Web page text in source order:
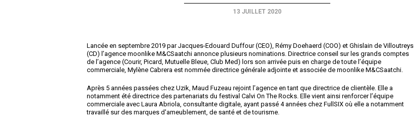
13 JUILLET 2020
Lancée en septembre 2019 par Jacques-Edouard Duffour (CEO), Rémy Doehaerd (COO) et Ghislain de Villoutreys
(CD) l’agence moonlike M&CSaatchi annonce plusieurs nominations. Directrice conseil sur les grands comptes
de l’agence (Courir, Picard, Mutuelle Bleue, Club Med) lors son arrivée puis en charge de toute l’équipe
commerciale, Mylène Cabrera est nommée directrice générale adjointe et associée de moonlike M&CSaatchi.
Après 5 années passées chez Uzik, Maud Fuzeau rejoint l’agence en tant que directrice de clientèle. Elle a
notamment été directrice des partenariats du festival Calvi On The Rocks. Elle vient ainsi renforcer l’équipe
commerciale avec Laura Abriola, consultante digitale, ayant passé 4 années chez FullSIX où elle a notamment
travaillé sur des marques d'ameublement, de santé et de tourisme.